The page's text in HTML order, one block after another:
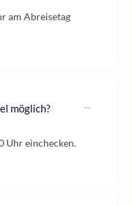
am Abreisetag
möglich?
Uhr einchecken.